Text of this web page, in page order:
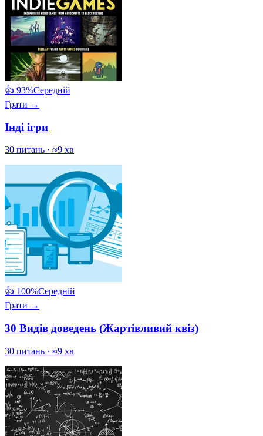
👍 93%Середній
Грати →
Інді ігри
30 питань · ≈9 хв
👍 100%Середній
Грати →
30 Видів доведень (Жартівливий квіз)
30 питань · ≈9 хв